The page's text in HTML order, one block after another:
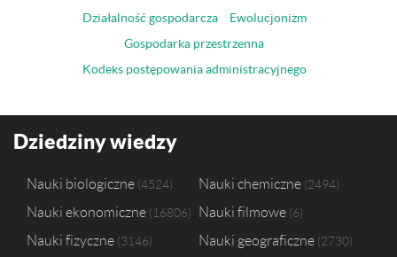
Działalność gospodarcza
Ewolucjonizm
Gospodarka przestrzenna
Kodeks postępowania administracyjnego
Dziedziny wiedzy
Nauki biologiczne 4524 Nauki chemiczne 2494
Nauki ekonomiczne 16806 Nauki filmowe 6
Nauki fizyczne 3146 Nauki geograficzne 2730